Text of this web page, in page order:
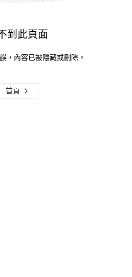
到此頁面
，內容已被隱藏或刪除。
首頁